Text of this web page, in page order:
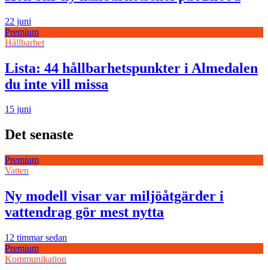
22 juni
Premium
Hållbarhet
Lista: 44 hållbarhetspunkter i Almedalen
du inte vill missa
15 juni
Det senaste
Premium
Vatten
Ny modell visar var miljöåtgärder i
vattendrag gör mest nytta
12 timmar sedan
Premium
Kommunikation